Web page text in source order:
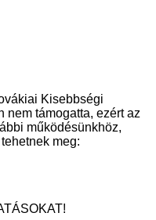
Kisebbségi
nem támogatta, ezért az
bi működésünkhöz,
meg: